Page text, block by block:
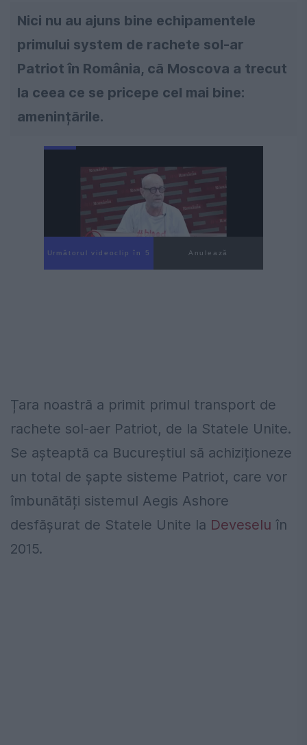
Nici nu au ajuns bine echipamentele
primului system de rachete sol-ar
Patriot în România, că Moscova a trecut
la ceea ce se pricepe cel mai bine:
amenințările.
Următorul videoclip în 4 Anulează
Țara noastră a primit primul transport de
rachete sol-aer Patriot, de la Statele Unite.
Se așteaptă ca Bucureștiul să achiziționeze
un total de șapte sisteme Patriot, care vor
îmbunătăți sistemul Aegis Ashore
desfășurat de Statele Unite la Deveselu în
2015.